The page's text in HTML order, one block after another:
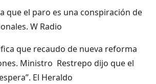
que el paro es una conspiración de
W Radio
que recaudo de nueva reforma
Ministro Restrepo dijo que el
El Heraldo